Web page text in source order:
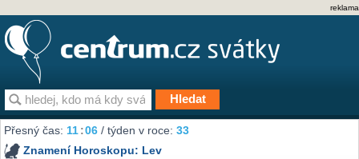
reklama
Přesný čas:11:06 / týden v roce:33
Znamení Horoskopu: Lev